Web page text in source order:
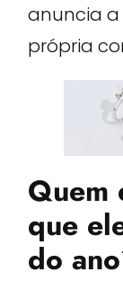
anuncia a
própria
Quem
que
do